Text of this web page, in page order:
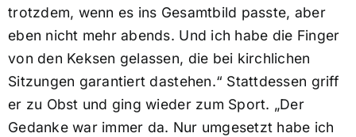
trotzdem, wenn es ins Gesamtbild passte, aber
eben nicht mehr abends. Und ich habe die Finger
von den Keksen gelassen, die bei kirchlichen
Sitzungen garantiert dastehen.“ Stattdessen griff
er zu Obst und ging wieder zum Sport. „Der
Gedanke war immer da. Nur umgesetzt habe ich